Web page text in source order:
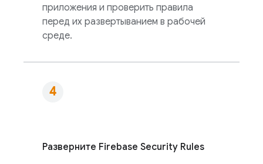
приложения и проверить правила
перед их развертыванием в рабочей
среде.
Разверните Firebase Security Rules